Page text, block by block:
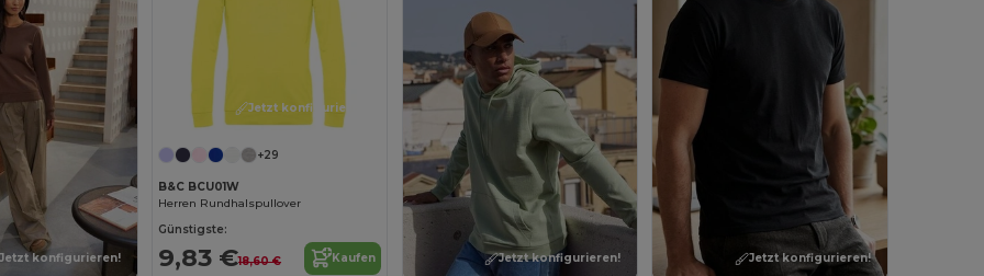
konfigurieren!
Jetzt konfigurieren!
+29
B&C BCU01W
Herren Rundhalspullover
Günstigste:
9,83 €18,60 € Kaufen Jetzt konfigurieren! Jetzt konfigurieren!